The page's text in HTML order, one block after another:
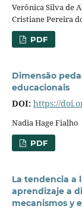
Verônica Silva de
Cristiane Pereira
PDF
Dimensão
educacionais
DOI: https://
Nadia Hage Fialho
PDF
La tendencia a
aprendizaje a
mecanismos y